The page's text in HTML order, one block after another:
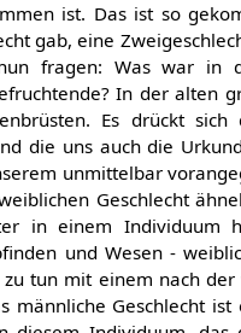
ist. Das ist so
gab, eine
fragen: Was war in
In der alten
Es drückt sich
die uns auch die
unmittelbar
Geschlecht
in einem Individuum
und Wesen -
tun mit einem nach
männliche Geschlecht ist